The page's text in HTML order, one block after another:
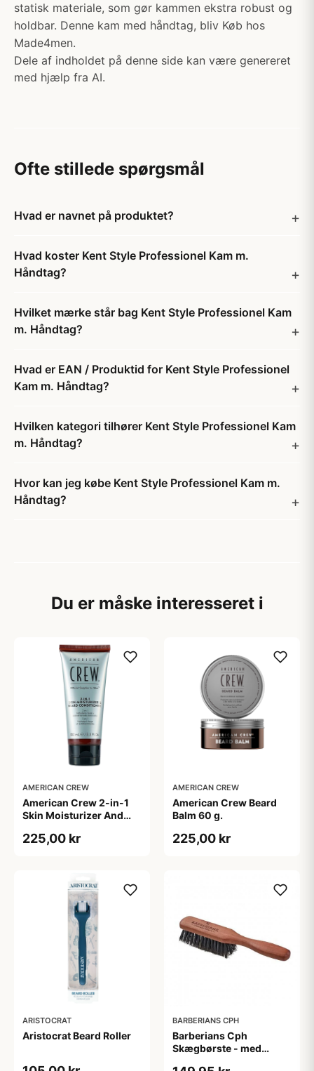
statisk materiale, som gør kammen ekstra robust og
holdbar. Denne kam med håndtag, bliv Køb hos
Made4men.
Dele af indholdet på denne side kan være genereret
med hjælp fra AI.
Ofte stillede spørgsmål
Hvad er navnet på produktet?
Hvad koster Kent Style Professionel Kam m.
Håndtag?
Hvilket mærke står bag Kent Style Professionel Kam
m. Håndtag?
Hvad er EAN / Produktid for Kent Style Professionel
Kam m. Håndtag?
Hvilken kategori tilhører Kent Style Professionel Kam
m. Håndtag?
Hvor kan jeg købe Kent Style Professionel Kam m.
Håndtag?
Du er måske interesseret i
AMERICAN CREW
American Crew 2-in-1
Skin Moisturizer And
ml)
225,00 kr
AMERICAN CREW
American Crew Beard
Balm 60 g.
225,00 kr
ARISTOCRAT
Aristocrat Beard Roller
BARBERIANS CPH
Barberians Cph
Skægbørste - med